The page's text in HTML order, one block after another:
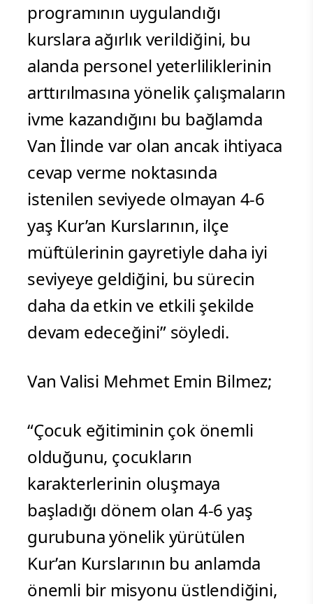
programının uygulandığı
kurslara ağırlık verildiğini, bu
alanda personel yeterliliklerinin
arttırılmasına yönelik çalışmaların
ivme kazandığını bu bağlamda
Van İlinde var olan ancak ihtiyaca
cevap verme noktasında
istenilen seviyede olmayan 4-6
yaş Kur’an Kurslarının, ilçe
müftülerinin gayretiyle daha iyi
seviyeye geldiğini, bu sürecin
daha da etkin ve etkili şekilde
devam edeceğini” söyledi.
Van Valisi Mehmet Emin Bilmez;
“Çocuk eğitiminin çok önemli
olduğunu, çocukların
karakterlerinin oluşmaya
başladığı dönem olan 4-6 yaş
gurubuna yönelik yürütülen
Kur’an Kurslarının bu anlamda
önemli bir misyonu üstlendiğini,